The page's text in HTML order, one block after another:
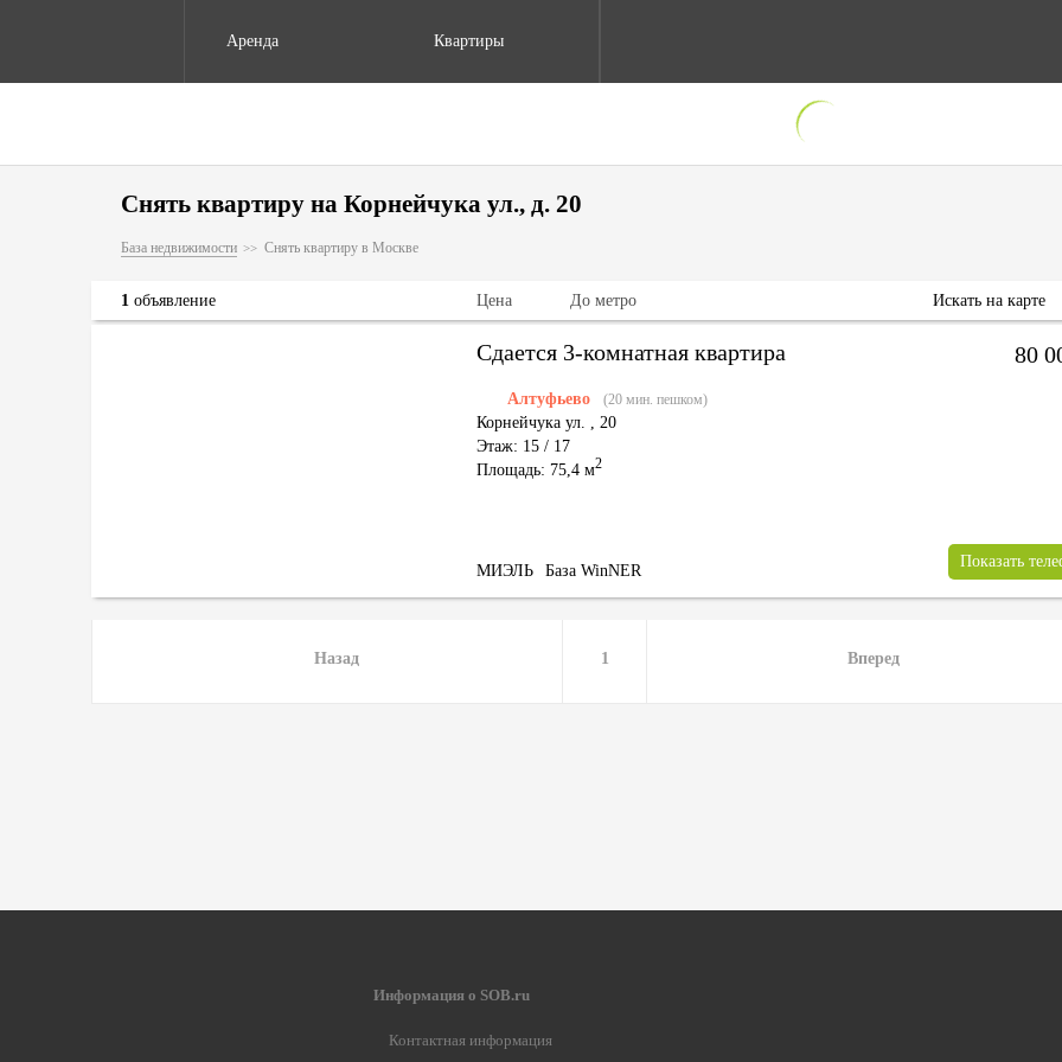
Аренда Квартиры
Снять квартиру на Корнейчука ул., д. 20
База недвижимости Снять квартиру в Москве
Сдается 3-комнатная квартира
Алтуфьево (20 мин. пешком)
Корнейчука ул. , 20
Этаж: 15 / 17
Площадь: 75,4 м2
80
МИЭЛЬ База WinNER
Показать
1 объявление Цена До метро Искать на карте
Назад 1 Вперед
Информация о SOB.ru
Контактная информация